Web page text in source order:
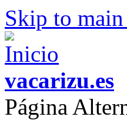
Skip to
vacarizu.es
Página